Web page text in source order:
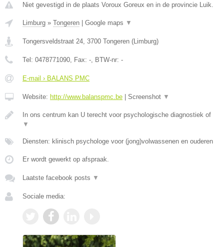
Niet gevestigd in de plaats Voroux Goreux en in de provincie Luik.
Limburg » Tongeren | Google maps ▼
Tongersveldstraat 24 3700 Tongeren (Limburg)
Tel: 0478771090 , Fax: - , BTW-nr: -
E-mail › BALANS PMC
Website: http://www.balanspmc.be | Screenshot ▼
In ons centrum kan U terecht voor psychologische diagnostiek of
▼
Diensten: klinisch psychologe voor (jong)volwassenen en ouderen
Er wordt gewerkt op afspraak.
Laatste facebook posts ▼
Sociale media: